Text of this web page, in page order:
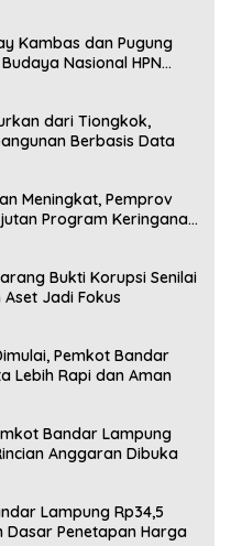
Kambas dan Pugung
Nasional HPN
dari Tiongkok,
Berbasis Data
Meningkat, Pemprov
Program Keringanan
Bukti Korupsi Senilai
Aset Jadi Fokus
Pemkot Bandar
Lebih Rapi dan Aman
Bandar Lampung
Anggaran Dibuka
Lampung Rp34,5
Dasar Penetapan Harga